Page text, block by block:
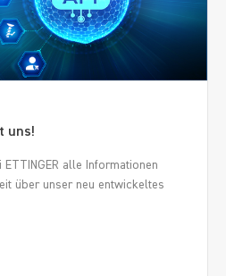
uns!
alle Informationen
über unser neu entwickeltes